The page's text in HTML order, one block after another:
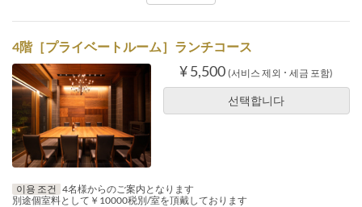
4階［プライベートルーム］ランチコース
¥ 5,500 (서비스 제외 ･ 세금 포함)
선택합니다
이용 조건 4名様からのご案内となります
別途個室料として￥10000税別/室を頂戴しております